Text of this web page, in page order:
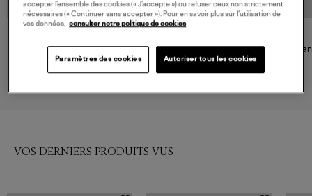
115,00 €
Sandales Angeli Leopard
115,00 €
Sandales Trekky Tong Black
VOS DERNIERS PRODUITS VUS
accepter l’ensemble des cookies (« J’accepte ») ou refuser ceux non strictement
nécessaires (« Continuer sans accepter »). Pour en savoir plus sur l’utilisation de
vos données, consulter notre politique de cookies
Paramètres des cookies Autoriser tous les cookies